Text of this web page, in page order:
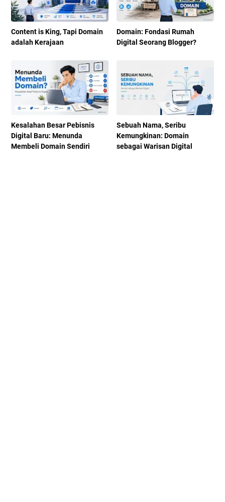
Content is King, Tapi Domain
adalah Kerajaan
Domain: Fondasi Rumah
Digital Seorang Blogger?
Kesalahan Besar Pebisnis
Digital Baru: Menunda
Membeli Domain Sendiri
Sebuah Nama, Seribu
Kemungkinan: Domain
sebagai Warisan Digital